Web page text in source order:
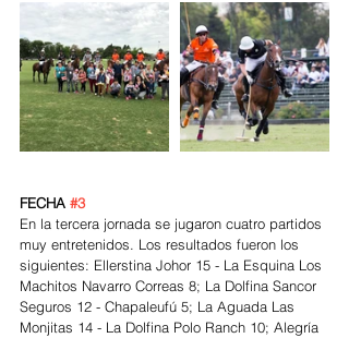
FECHA #3
En la tercera jornada se jugaron cuatro partidos
muy entretenidos. Los resultados fueron los
siguientes: Ellerstina Johor 15 - La Esquina Los
Machitos Navarro Correas 8; La Dolfina Sancor
Seguros 12 - Chapaleufú 5; La Aguada Las
Monjitas 14 - La Dolfina Polo Ranch 10; Alegría